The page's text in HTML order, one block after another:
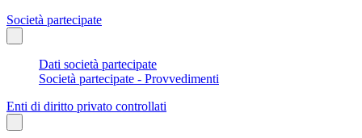
Società partecipate
Dati società partecipate
Società partecipate - Provvedimenti
Enti di diritto privato controllati